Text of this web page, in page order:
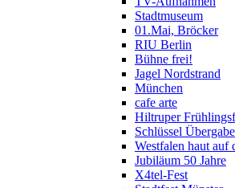
Stadtmuseum
01.Mai, Bröcker
RIU Berlin
Bühne frei!
Jagel Nordstrand
München
cafe arte
Hiltruper
Schlüssel Übergabe
Westfalen haut auf
Jubiläum 50 Jahre
X4tel-Fest